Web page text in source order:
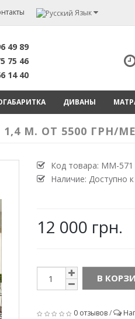
Язык
49 89
75 46
14 40
ДИВАНЫ
М. ОТ 5500 ГРН/
Код товара: MM-571
Наличие: Доступно к
12 000 грн.
В
0 отзывов/